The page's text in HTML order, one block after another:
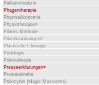
Palliativmedizin
Phagentherapie
Pharmaökonomie
Physiotherapie>
Pilates Methode
Pilzerkrankungen>
Plastische Chirurgie
Podologie
Pollenallergie
Presseerklärungen>
Prostatakrebs
Psilocybin (Magic Musrooms)